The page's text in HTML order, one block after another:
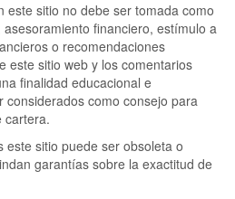
este sitio no debe ser tomada como
financiero, estímulo a
o recomendaciones
este sitio web y los comentarios
finalidad educacional e
considerados como consejo para
cartera.
este sitio puede ser obsoleta o
garantías sobre la exactitud de